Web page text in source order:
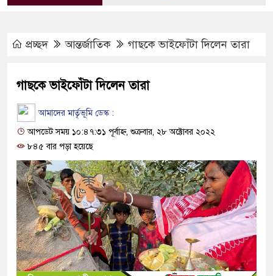
প্রচ্ছদ আন্তর্জাতিক গাছকে ভাইফোঁটা দিলেন তারা
গাছকে ভাইফোঁটা দিলেন তারা
আমাদের মার্তৃভূমি ডেস্ক :
আপডেট সময় ১০:৪৭:৩১ পূর্বাহ্ন, শুক্রবার, ২৮ অক্টোবর ২০২২
৮৪৫ বার পড়া হয়েছে